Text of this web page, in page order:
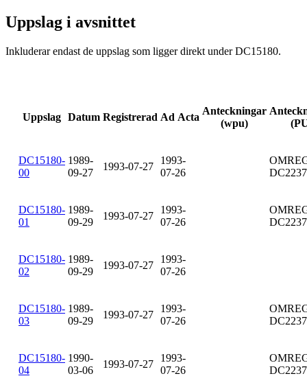
Uppslag i avsnittet
Inkluderar endast de uppslag som ligger direkt under DC15180.
Uppslag Datum Registrerad Ad Acta
Anteckningar
(wpu)
DC15180-
00
1989-
09-27
1993-07-27
1993-
07-26
DC15180-
01
1989-
09-29
1993-07-27
1993-
07-26
DC15180-
02
1989-
09-29
1993-07-27
1993-
07-26
DC15180-
03
1989-
09-29
1993-07-27
1993-
07-26
DC15180-
04
1990-
03-06
1993-07-27
1993-
07-26